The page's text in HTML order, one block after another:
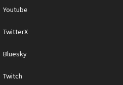
Youtube
TwitterX
Bluesky
Twitch